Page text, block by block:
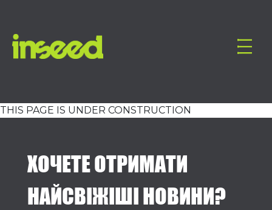
THIS PAGE IS UNDER CONSTRUCTION
ХОЧЕТЕ ОТРИМАТИ
НАЙСВІЖІШІ НОВИНИ?